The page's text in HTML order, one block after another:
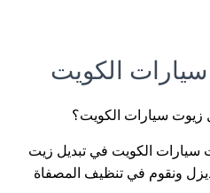
الكويت
سيارات الكويت؟
سيارات الكويت في تبديل زيت
ونقوم في تنظيف المصفاة